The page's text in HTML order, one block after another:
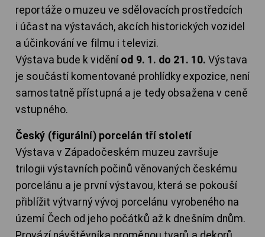
reportáže o muzeu ve sdělovacích prostředcích
i účast na výstavách, akcích historických vozidel
a účinkování ve filmu i televizi.
Výstava bude k vidění od 9. 1. do 21. 10. Výstava
je součástí komentované prohlídky expozice, není
samostatně přístupná a je tedy obsažena v ceně
vstupného.
Český (figurální) porcelán tří století
Výstava v Západočeském muzeu završuje
trilogii výstavních počinů věnovaných českému
porcelánu a je první výstavou, která se pokouší
přiblížit výtvarný vývoj porcelánu vyrobeného na
území Čech od jeho počátků až k dnešním dnům.